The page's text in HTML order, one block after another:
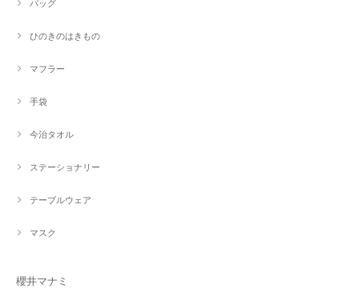
バッグ
ひのきのはきもの
マフラー
手袋
今治タオル
ステーショナリー
テーブルウェア
マスク
櫻井マナミ